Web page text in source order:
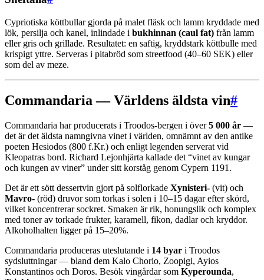
Cypriotiska köttbullar gjorda på malet fläsk och lamm kryddade med
lök, persilja och kanel, inlindade i bukhinnan (caul fat) från lamm
eller gris och grillade. Resultatet: en saftig, kryddstark köttbulle med
krispigt yttre. Serveras i pitabröd som streetfood (40–60 SEK) eller
som del av meze.
Commandaria — Världens äldsta vin#
Commandaria har producerats i Troodos-bergen i över5 000 år —
det är det äldsta namngivna vinet i världen, omnämnt av den antike
poeten Hesiodos (800 f.Kr.) och enligt legenden serverat vid
Kleopatras bord. Richard Lejonhjärta kallade det “vinet av kungar
och kungen av viner” under sitt korståg genom Cypern 1191.
Det är ett sött dessertvin gjort på solflorkade Xynisteri- (vit) och
Mavro- (röd) druvor som torkas i solen i 10–15 dagar efter skörd,
vilket koncentrerar sockret. Smaken är rik, honungslik och komplex
med toner av torkade frukter, karamell, fikon, dadlar och kryddor.
Alkoholhalten ligger på 15–20%.
Commandaria produceras uteslutande i 14 byar i Troodos
sydsluttningar — bland dem Kalo Chorio, Zoopigi, Ayios
Konstantinos och Doros. Besök vingårdar som Kyperounda,